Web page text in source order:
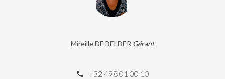
Mireille DE BELDER Gérant
+32 498 01 00 10